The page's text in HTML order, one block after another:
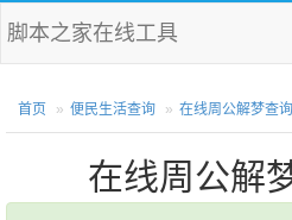
脚本之家在线工具
首页 便民生活查询 在线周公解梦查
在线周公解